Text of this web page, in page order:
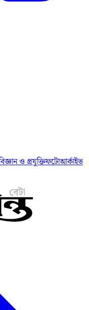
ও প্রযুক্তিফটোআর্কাইভ